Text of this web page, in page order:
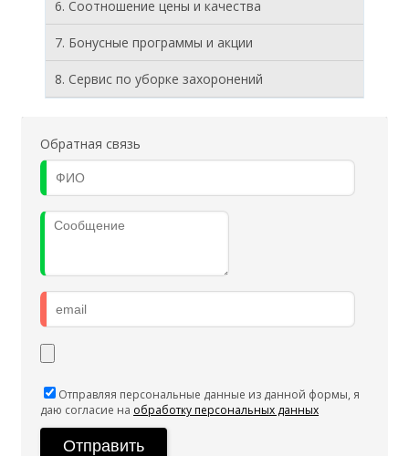
6. Соотношение цены и качества
7. Бонусные программы и акции
8. Cервис по уборке захоронений
Обратная связь
Отправляя персональные данные из данной формы, я
даю согласие на обработку персональных данных